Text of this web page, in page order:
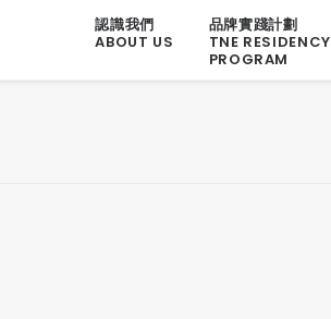
認識我們
ABOUT US
品牌實踐計劃
TNE RESIDENCY
PROGRAM